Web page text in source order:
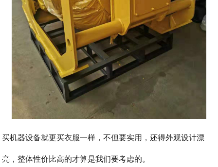
买机器设备就更买衣服一样，不但要实用，还得外观设计漂
亮，整体性价比高的才算是我们要考虑的。